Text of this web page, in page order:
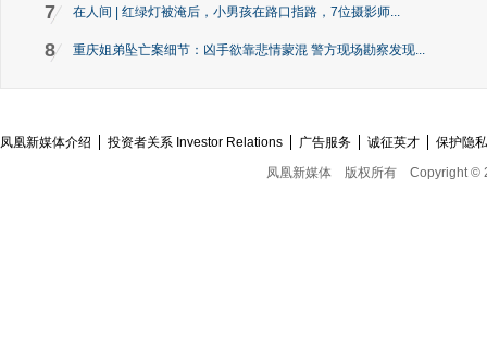
7 在人间 | 红绿灯被淹后，小男孩在路口指路，7位摄影师...
8 重庆姐弟坠亡案细节：凶手欲靠悲情蒙混 警方现场勘察发现...
凤凰新媒体介绍 投资者关系 Investor Relations 广告服务 诚征英才
保护隐
凤凰新媒体
版权所有 Copyright ©